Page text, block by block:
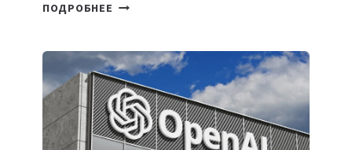
ПОДРОБНЕЕ
ПРИОРИТЕТНЫЕ
ЗАДАЧИ
ПО
РАЗВИТИЮ
ЭКОСИСТЕМЫ